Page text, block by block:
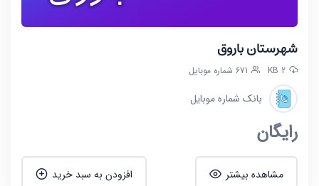
شهرستان باروق
2 KB 671 شماره موبایل
بانک شماره موبایل
رایگان
مشاهده بیشتر افزودن به سبد خرید